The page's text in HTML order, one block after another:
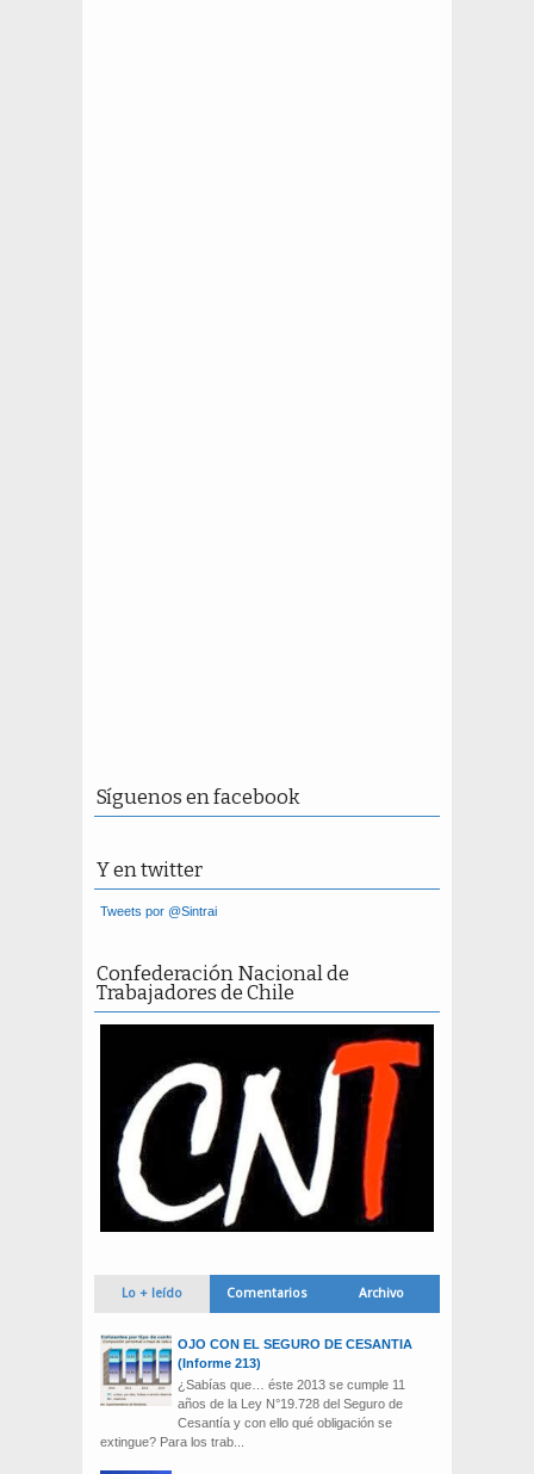
Síguenos en facebook
Y en twitter
Tweets por @Sintrai
Confederación Nacional de
Trabajadores de Chile
Lo + leído Comentarios Archivo
OJO CON EL SEGURO DE CESANTIA
(Informe 213)
¿Sabías que… éste 2013 se cumple 11
años de la Ley N°19.728 del Seguro de
Cesantía y con ello qué obligación se
extingue? Para los trab...